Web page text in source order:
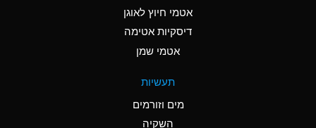
Ammonia Gas (cold)
D
Ammonia Gas (hot)
אטמי חיוץ לאוגן
דיסקיות אטימה
אטמי שמן
תעשיות
מים וזורמים
השקיה